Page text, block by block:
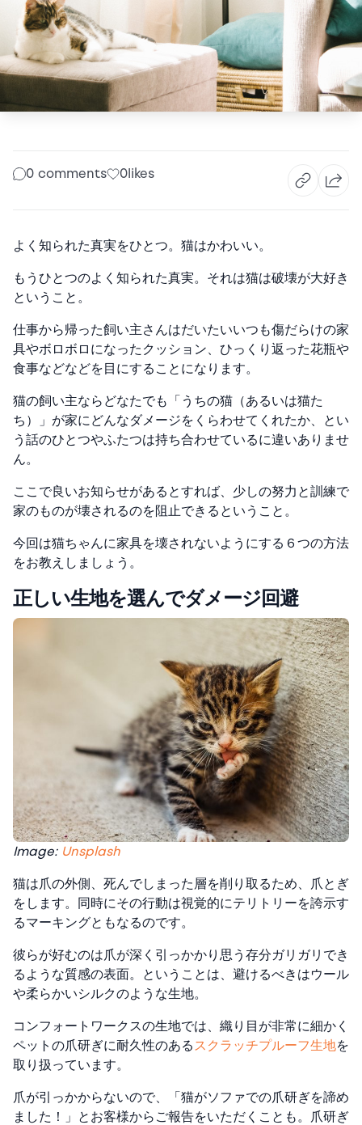
0 comments 0likes
よく知られた真実をひとつ。猫はかわいい。
もうひとつのよく知られた真実。それは猫は破壊が大好き
ということ。
仕事から帰った飼い主さんはだいたいいつも傷だらけの家
具やボロボロになったクッション、ひっくり返った花瓶や
食事などなどを目にすることになります。
猫の飼い主ならどなたでも「うちの猫（あるいは猫た
ち）」が家にどんなダメージをくらわせてくれたか、とい
う話のひとつやふたつは持ち合わせているに違いありませ
ん。
ここで良いお知らせがあるとすれば、少しの努力と訓練で
家のものが壊されるのを阻止できるということ。
今回は猫ちゃんに家具を壊されないようにする６つの方法
をお教えしましょう。
正しい生地を選んでダメージ回避
Image:Unsplash
猫は爪の外側、死んでしまった層を削り取るため、爪とぎ
をします。同時にその行動は視覚的にテリトリーを誇示す
るマーキングともなるのです。
彼らが好むのは爪が深く引っかかり思う存分ガリガリでき
るような質感の表面。
ということは、避けるべきはウール
や柔らかいシルクのような生地。
コンフォートワークスの生地では、織り目が非常に細かく
ペットの爪研ぎに耐久性のある スクラッチプルーフ生地を
取り扱っています。
爪が引っかからないので、「猫がソファでの爪研ぎを諦め
ました！」とお客様からご報告をいただくことも。爪研ぎ